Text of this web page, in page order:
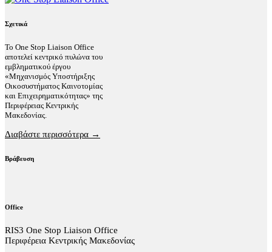
Σχετικά
Το One Stop Liaison Office
αποτελεί κεντρικό πυλώνα του
εμβληματικού έργου
«Μηχανισμός Υποστήριξης
Οικοσυστήματος Καινοτομίας
και Επιχειρηματικότητας» της
Περιφέρειας Κεντρικής
Μακεδονίας.
Διαβάστε περισσότερα →
Βράβευση
Office
RIS3 One Stop Liaison Office
Περιφέρεια Κεντρικής Μακεδονίας